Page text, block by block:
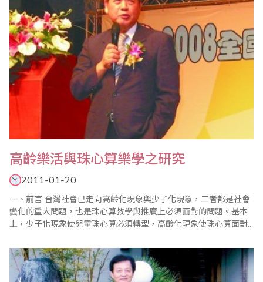
高齡樂活與珠心算樂學之研究
2011-01-20
一、前言 台灣社會已走向高齡化現象與少子化現象，二者都是社會
變化的重大問題，也是珠心算教學與推廣上必須面對的問題。基本
上，少子化現象使兒童珠心算必須轉型，高齡化現象使珠心算面對
臨，學習珠心算是促進高齡者個人樂活，家庭幸福與社會發展的良
好時機與方法，本文重點在探討高齡化趨勢、高齡者學習的多元模
式、學習珠心算的功能，學習珠心算..